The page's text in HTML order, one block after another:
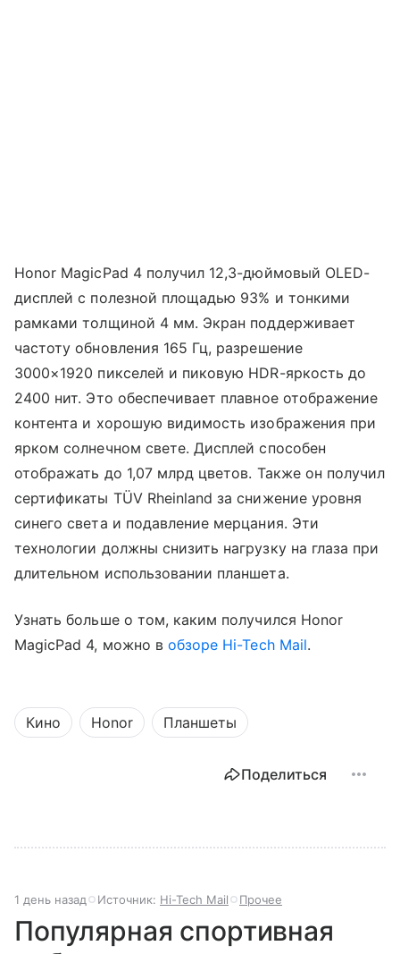
Honor MagicPad 4 получил 12,3-дюймовый OLED-
дисплей с полезной площадью 93% и тонкими
рамками толщиной 4 мм. Экран поддерживает
частоту обновления 165 Гц, разрешение
3000×1920 пикселей и пиковую HDR-яркость до
2400 нит. Это обеспечивает плавное отображение
контента и хорошую видимость изображения при
ярком солнечном свете. Дисплей способен
отображать до 1,07 млрд цветов. Также он получил
сертификаты TÜV Rheinland за снижение уровня
синего света и подавление мерцания. Эти
технологии должны снизить нагрузку на глаза при
длительном использовании планшета.
Узнать больше о том, каким получился Honor
MagicPad 4, можно в обзоре Hi-Tech Mail.
Кино Honor Планшеты
Поделиться
1 день назад Источник: Hi-Tech Mail Прочее
Популярная спортивная